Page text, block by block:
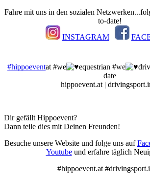
Fahre mit uns in den sozialen
to-date!
INSTAGRAM|
#hippoeventat #we equestrian #we
date
hippoevent.at |
Dir gefällt Hippoevent?
Dann teile dies mit Deinen Freunden!
Besuche unsere Website und folge uns auf
Youtubeund erfahre täglich
#hippoevent.at